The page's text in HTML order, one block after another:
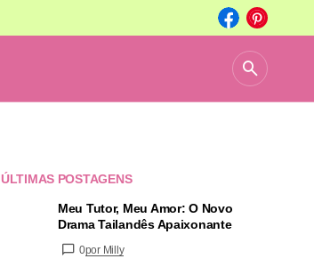
ÚLTIMAS POSTAGENS
Meu Tutor, Meu Amor: O Novo
Drama Tailandês Apaixonante
0por Milly